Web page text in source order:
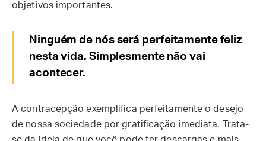
objetivos importantes.
Ninguém de nós será perfeitamente feliz
nesta vida. Simplesmente não vai
acontecer.
A contracepção exemplifica perfeitamente o desejo
de nossa sociedade por gratificação imediata. Trata-